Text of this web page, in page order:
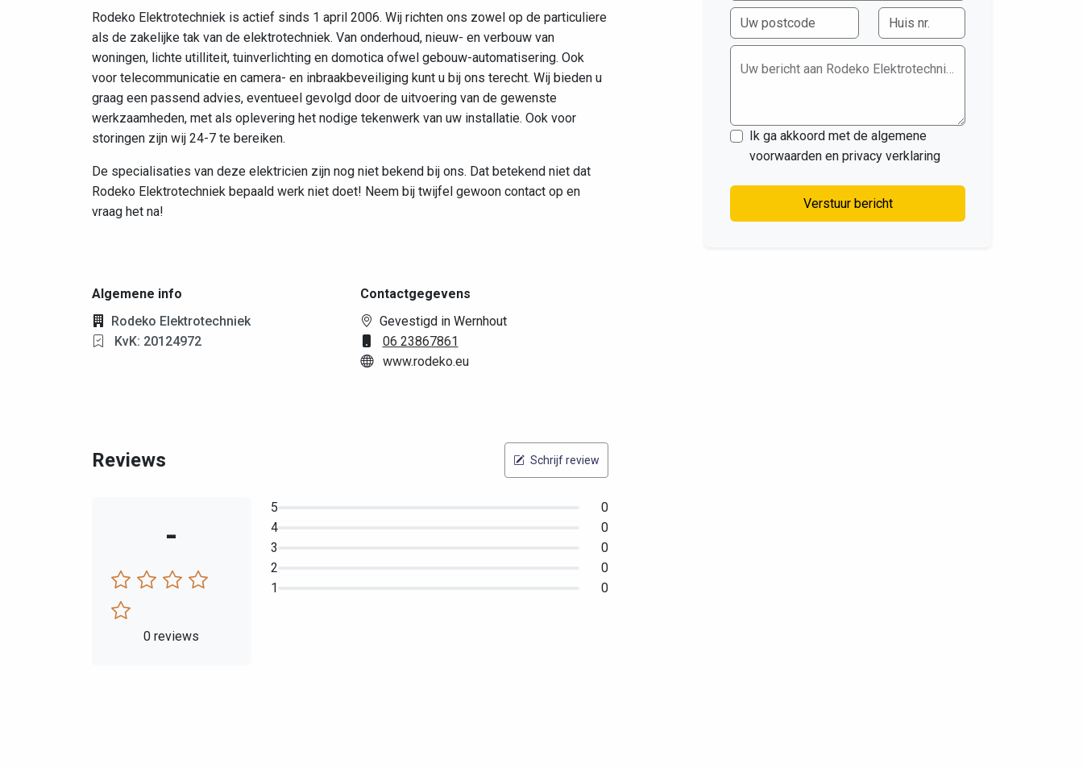
Rodeko Elektrotechniek is actief sinds 1 april 2006. Wij richten ons zowel op de particuliere
als de zakelijke tak van de elektrotechniek. Van onderhoud, nieuw- en verbouw van
woningen, lichte utilliteit, tuinverlichting en domotica ofwel gebouw-automatisering. Ook
voor telecommunicatie en camera- en inbraakbeveiliging kunt u bij ons terecht. Wij bieden u
graag een passend advies, eventueel gevolgd door de uitvoering van de gewenste
werkzaamheden, met als oplevering het nodige tekenwerk van uw installatie. Ook voor
storingen zijn wij 24-7 te bereiken.
De specialisaties van deze elektricien zijn nog niet bekend bij ons. Dat betekend niet dat
Rodeko Elektrotechniek bepaald werk niet doet! Neem bij twijfel gewoon contact op en
vraag het na!
Algemene info
Rodeko Elektrotechniek
KvK: 20124972
Contactgegevens
Gevestigd in Wernhout
06 23867861
www.rodeko.eu
Reviews Schrijf review
-
0 reviews
5
0
4
0
3
0
2
0
1
0
Uw bericht aan Rodeko Elektrotechniek
Ik ga akkoord met de algemene
voorwaarden en privacy verklaring
Verstuur bericht